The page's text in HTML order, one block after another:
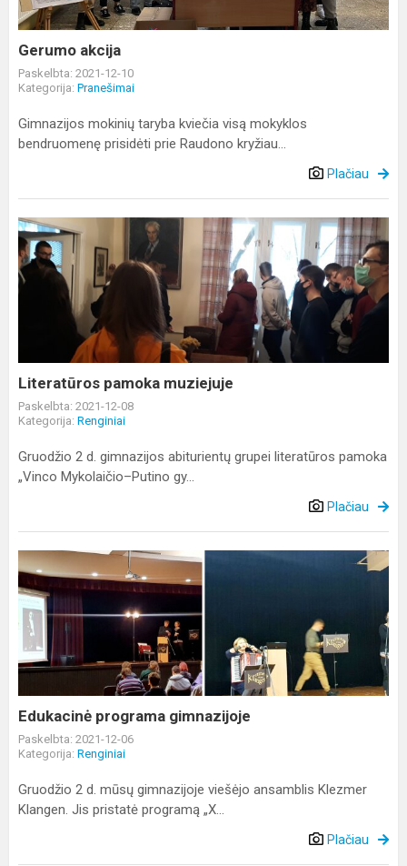
Gerumo akcija
Paskelbta: 2021-12-10
Kategorija: Pranešimai
Gimnazijos mokinių taryba kviečia visą mokyklos
bendruomenę prisidėti prie Raudono kryžiau...
Plačiau
Literatūros
pamoka
muziejuje
Literatūros pamoka muziejuje
Paskelbta: 2021-12-08
Kategorija: Renginiai
Gruodžio 2 d. gimnazijos abiturientų grupei literatūros pamoka
„Vinco Mykolaičio–Putino gy...
Plačiau
Edukacinė
programa
gimnazijoje
Edukacinė programa gimnazijoje
Paskelbta: 2021-12-06
Kategorija: Renginiai
Gruodžio 2 d. mūsų gimnazijoje viešėjo ansamblis Klezmer
Klangen. Jis pristatė programą „X...
Plačiau